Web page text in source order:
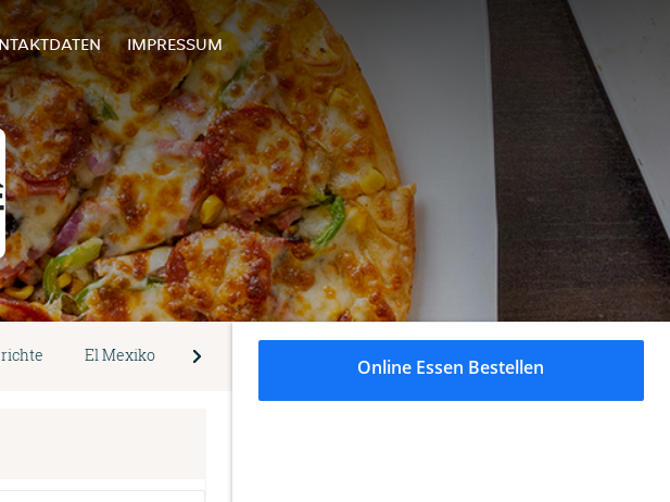
IMPRESSUM
El Mexiko Beilagen Alkoholfreie Getränke
Online Essen Bestellen